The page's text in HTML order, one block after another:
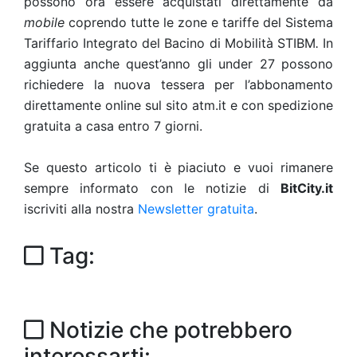
mobile coprendo tutte le zone e tariffe del Sistema
Tariffario Integrato del Bacino di Mobilità STIBM. In
aggiunta anche quest’anno gli under 27 possono
richiedere la nuova tessera per l’abbonamento
direttamente online sul sito atm.it e con spedizione
gratuita a casa entro 7 giorni.
Se questo articolo ti è piaciuto e vuoi rimanere
sempre informato con le notizie di BitCity.it
iscriviti alla nostra Newsletter gratuita.
Tag:
Notizie che potrebbero